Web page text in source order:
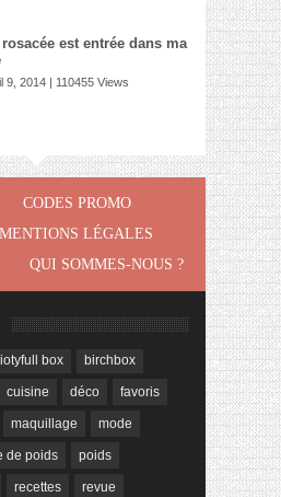
rosacée est entrée dans ma
9, 2014 | 110455 Views
CODES PROMO
MENTIONS LÉGALES
QUI SOMMES-NOUS ?
box birchbox
cuisine déco favoris
maquillage mode
de poids poids
recettes revue